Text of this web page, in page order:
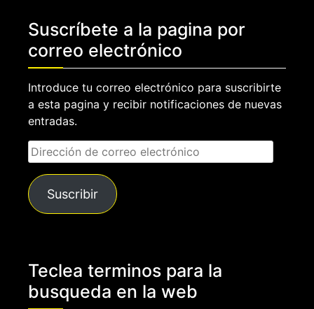
Suscríbete a la pagina por
correo electrónico
Introduce tu correo electrónico para suscribirte
a esta pagina y recibir notificaciones de nuevas
entradas.
Dirección
de
correo
electrónico
Suscribir
Teclea terminos para la
busqueda en la web